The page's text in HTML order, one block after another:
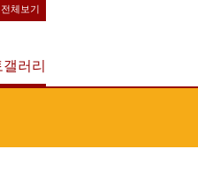
체보기
갤러리